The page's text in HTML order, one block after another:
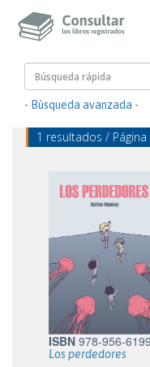
- Búsqueda avanzada -
1 resultados /
ISBN 978-956-
Los perdedores